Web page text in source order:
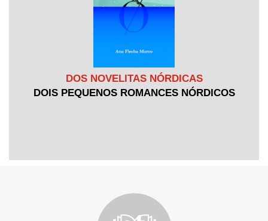
DOS NOVELITAS NÓRDICAS
DOIS PEQUENOS ROMANCES NÓRDICOS